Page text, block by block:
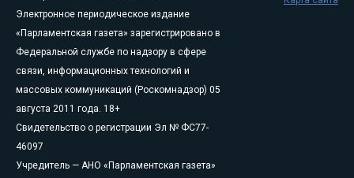
Электронное периодическое издание
«Парламентская газета» зарегистрировано в
Федеральной службе по надзору в сфере
связи, информационных технологий и
массовых коммуникаций (Роскомнадзор) 05
августа 2011 года. 18+
Свидетельство о регистрации Эл № ФС77-
46097
Учредитель — АНО «Парламентская газета»